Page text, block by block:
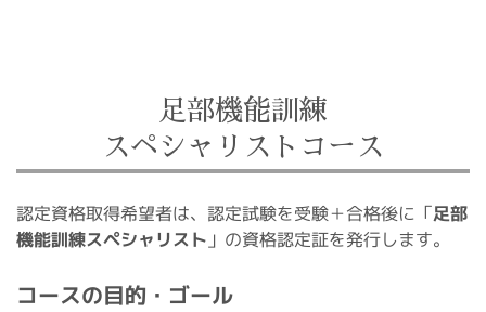
足部機能訓練
スペシャリストコース
認定資格取得希望者は、認定試験を受験＋合格後に「足部
機能訓練スペシャリスト 」の資格認定証を発行します。
コースの目的・ゴール